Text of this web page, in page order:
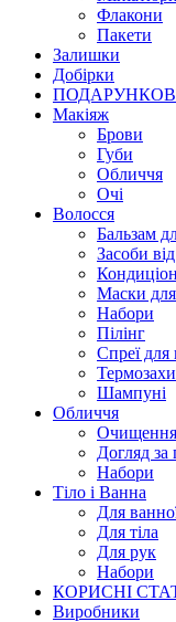
Флакони
Пакети
Залишки
Добірки
Макіяж
Брови
Губи
Обличчя
Очі
Волосся
Бальзам
Засоби
Маски
Набори
Пілінг
Спреї для
Шампуні
Обличчя
Очищення
Догляд за
Набори
Тіло і Ванна
Для
Для тіла
Для рук
Набори
КОРИСНІ
Виробники